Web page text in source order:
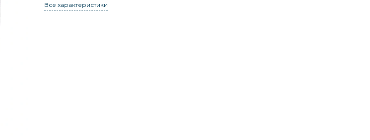
Все характеристики